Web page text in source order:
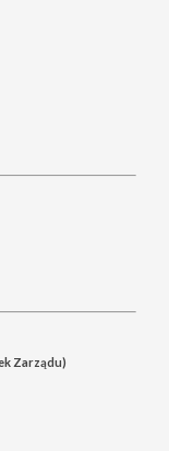
Zarządu)